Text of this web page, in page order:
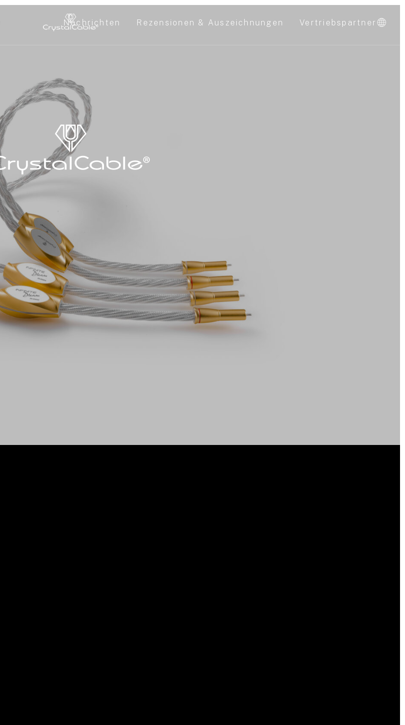
Nachrichten Rezensionen & Auszeichnungen Vertriebspartner